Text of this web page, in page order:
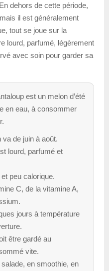
dehors de cette période,
il est généralement
tout se joue sur la
lourd, parfumé, légèrement
avec soin pour garder sa
est un melon d’été
en eau, à consommer
de juin à août.
lourd, parfumé et
peu calorique.
C, de la vitamine A,
jours à température
être gardé au
vite.
en smoothie, en